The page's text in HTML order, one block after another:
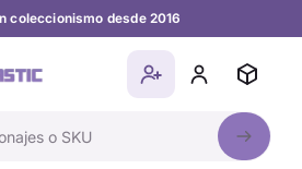
coleccionismo desde 2016